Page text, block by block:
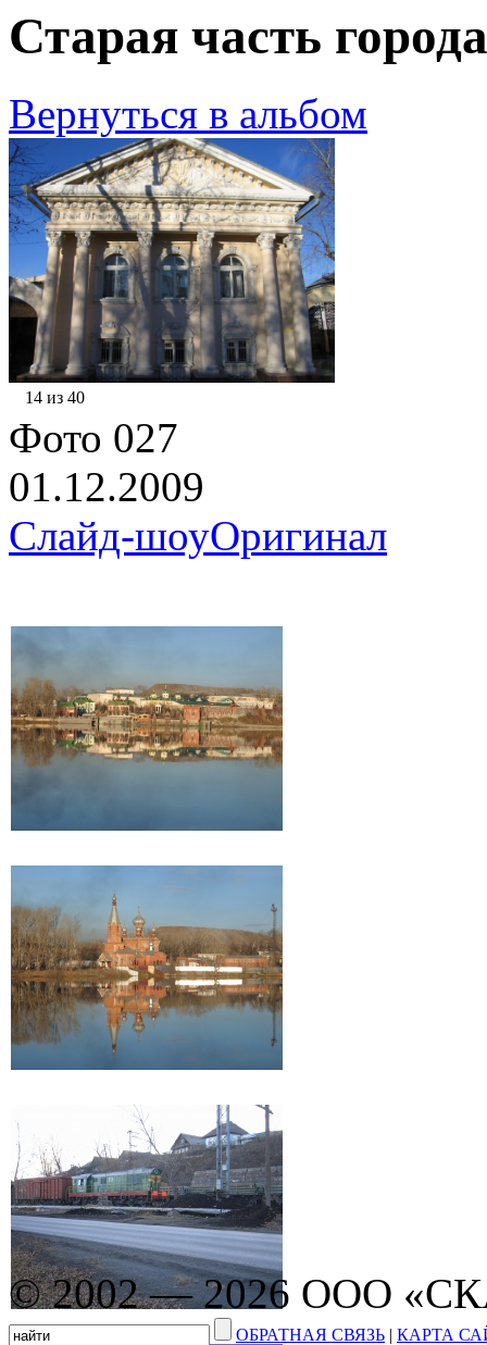
Старая часть
Вернуться в альбом
14 из 40
Фото 027
01.12.2009
Слайд-шоуОригинал
© 2002 — 2026 ООО
ОБРАТНАЯ СВЯЗЬ | КАРТА